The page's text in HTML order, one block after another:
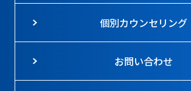
個別カウンセリング
お問い合わせ